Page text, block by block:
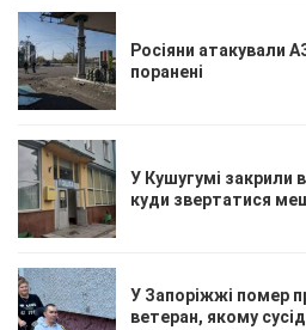
Росіяни атакували
поранені
У Кушугумі закрили
куди звертатися
У Запоріжжі помер
ветеран, якому